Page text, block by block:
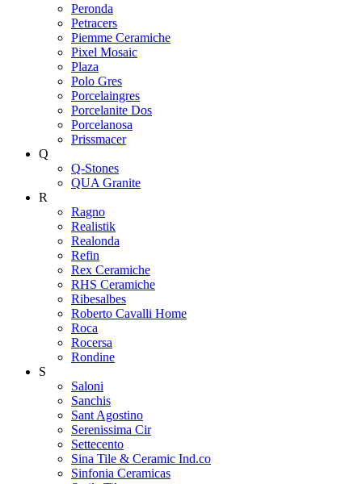
Peronda
Petracers
Piemme Ceramiche
Pixel Mosaic
Plaza
Polo Gres
Porcelaingres
Porcelanite Dos
Porcelanosa
Prissmacer
Q
Q-Stones
QUA Granite
R
Ragno
Realistik
Realonda
Refin
Rex Ceramiche
RHS Ceramiche
Ribesalbes
Roberto Cavalli Home
Roca
Rocersa
Rondine
S
Saloni
Sanchis
Sant Agostino
Serenissima Cir
Settecento
Sina Tile & Ceramic Ind.co
Sinfonia Ceramicas